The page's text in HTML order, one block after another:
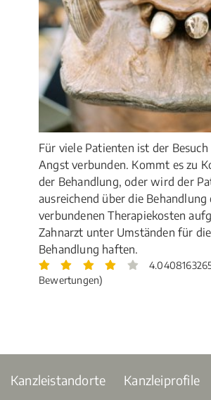
Für viele Patienten ist der
Angst verbunden. Kommt es zu
der Behandlung, oder wird der
ausreichend über die
verbundenen Therapiekosten
Zahnarzt unter Umständen für
Behandlung haften.
Bewertungen)
Kanzleistandorte Kanzleiprofile